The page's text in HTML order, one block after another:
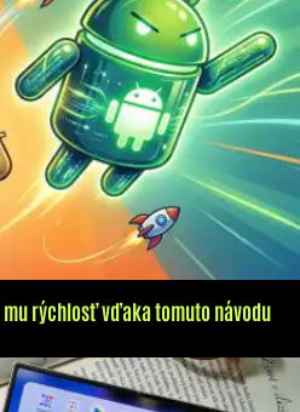
rýchlosť vďaka tomuto návodu